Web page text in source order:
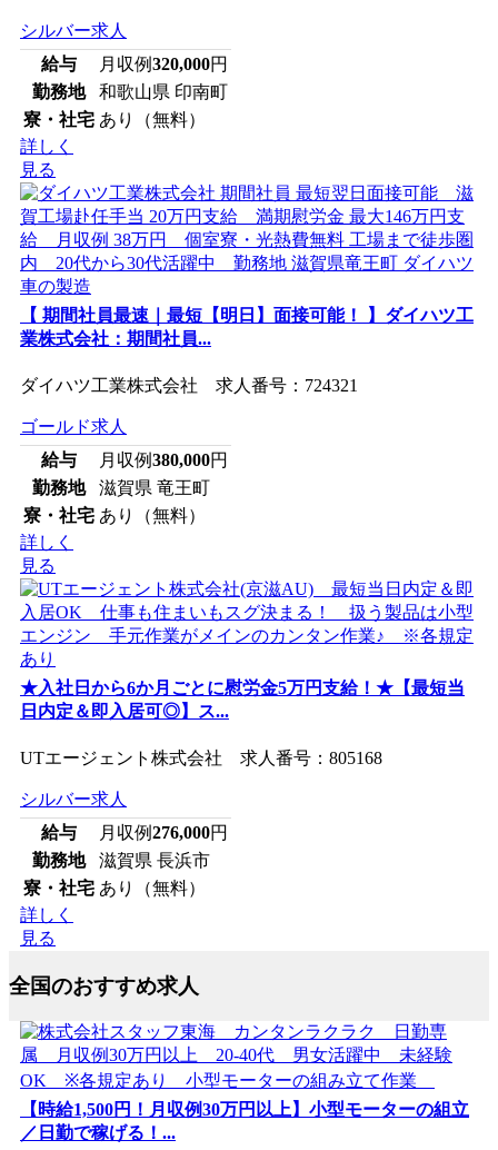
シルバー求人
給与
月収例320,000円
勤務地
和歌山県 印南町
寮・社宅 あり（無料）
詳しく
見る
【 期間社員最速｜最短【明日】面接可能！ 】ダイハツ工
業株式会社：期間社員...
ダイハツ工業株式会社 求人番号：724321
ゴールド求人
給与
月収例380,000円
勤務地
滋賀県 竜王町
寮・社宅 あり（無料）
詳しく
見る
★入社日から6か月ごとに慰労金5万円支給！★【最短当
日内定＆即入居可◎】ス...
UTエージェント株式会社 求人番号：805168
シルバー求人
給与
月収例276,000円
勤務地
滋賀県 長浜市
寮・社宅 あり（無料）
詳しく
見る
全国のおすすめ求人
【時給1,500円！月収例30万円以上】小型モーターの組立
／日勤で稼げる！...